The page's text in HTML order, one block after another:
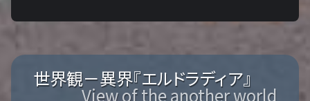
世界観－異界『エルドラディア』
View of the another world